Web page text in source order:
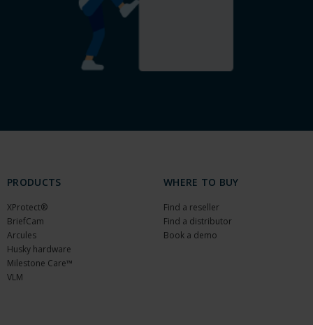
PRODUCTS
XProtect®
BriefCam
Arcules
Husky hardware
Milestone Care™
VLM
WHERE TO BUY
Find a reseller
Find a distributor
Book a demo